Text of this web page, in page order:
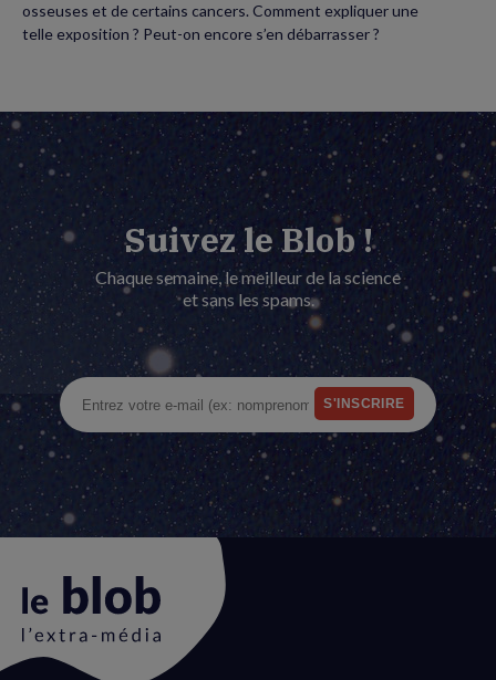
osseuses et de certains cancers. Comment expliquer une
telle exposition ? Peut-on encore s’en débarrasser ?
Suivez le Blob !
Chaque semaine, le meilleur de la science
et sans les spams.